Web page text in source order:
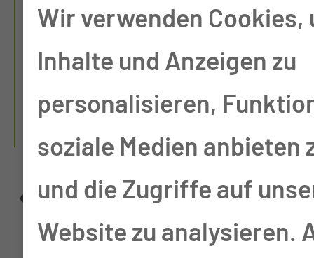
QUALIFIKATIONEN
HABEN UNSERE
MITARBEITERINNEN
UND MITARBEITER?
unser Pflegeteam setzt
sich aus
Wir verwenden Cookies,
Inhalte und Anzeigen zu
personalisieren,
soziale Medien anbieten
und die Zugriffe auf
Website zu analysieren.